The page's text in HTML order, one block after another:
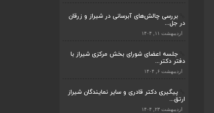
بررسی چالش‌های آبرسانی در شیراز و زرقان
در جل...
اردیبهشت ۱۱, ۱۴۰۴
جلسه اعضای شورای بخش مرکزی شیراز با
دفتر دکتر...
اردیبهشت ۶, ۱۴۰۴
پیگیری دکتر قادری و سایر نمایندگان شیراز
ارتق...
اردیبهشت ۲۳, ۱۴۰۴
قادری نماینده مردم شیراز و زرقان در مجلس
شورا...
بررسی چالش‌های آبرسانی در شیراز و زرقان
در جل...
جلسه اعضای شورای بخش مرکزی شیراز با
دفتر دکتر...